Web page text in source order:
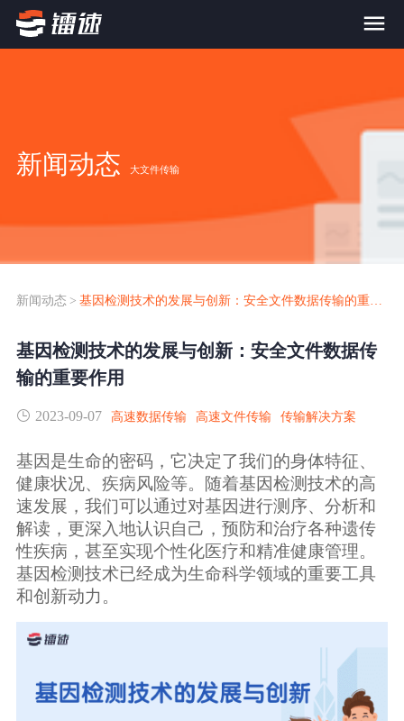
FTP替代升级
SDK传输应用集成
镭速FTP加速
跨国数据传输
内外网文件交换
数据迁移
数据协作
案例
新闻动态
生态合作
关于镭速
帮助中心
新闻动态 大文件传输
新闻动态 > 基因检测技术的发展与创新：安全文件数据传输的重要作用
基因检测技术的发展与创新：安全文件数据传
输的重要作用
2023-09-07 高速数据传输 高速文件传输 传输解决方案
基因是生命的密码，它决定了我们的身体特征、
健康状况、疾病风险等。随着基因检测技术的高
速发展，我们可以通过对基因进行测序、分析和
解读，更深入地认识自己，预防和治疗各种遗传
性疾病，甚至实现个性化医疗和精准健康管理。
基因检测技术已经成为生命科学领域的重要工具
和创新动力。